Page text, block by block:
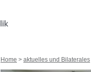
Home > aktuelles und Bilaterales